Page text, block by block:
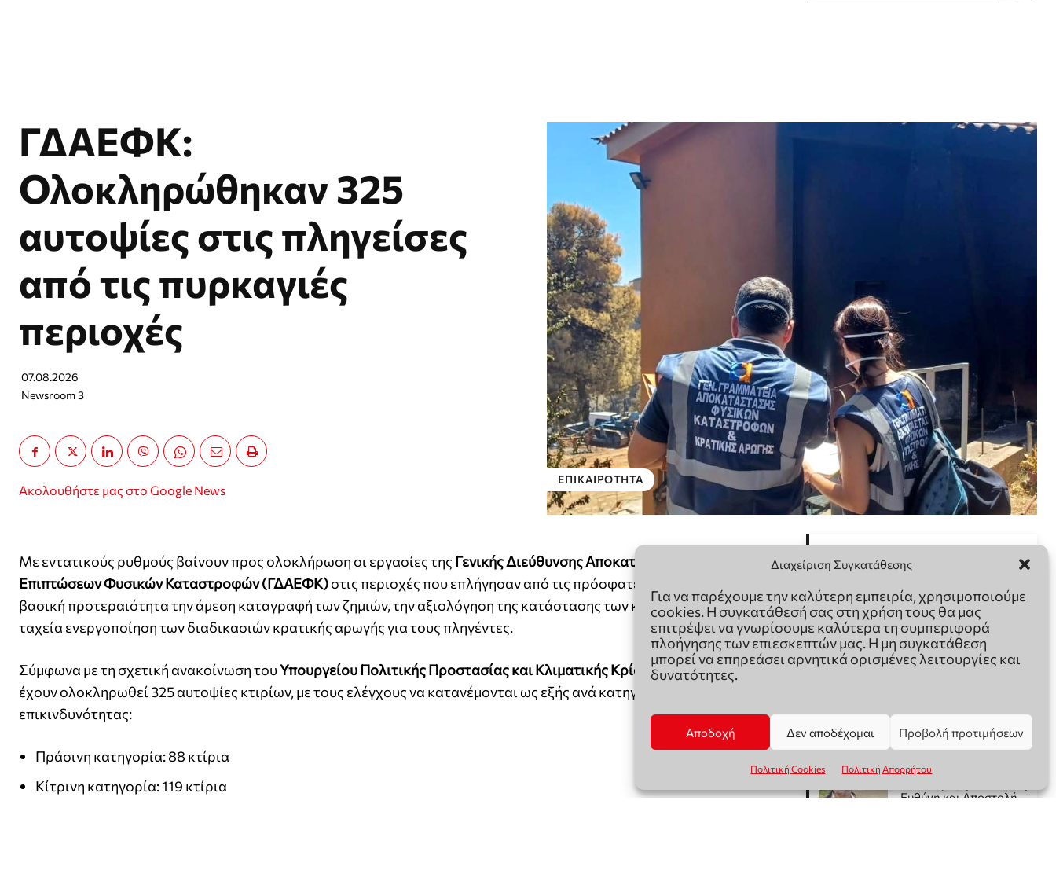
Διαχείριση Συγκατάθεσης
Για να παρέχουμε την καλύτερη εμπειρία, χρησιμοποιούμε
cookies. Η συγκατάθεσή σας στη χρήση τους θα μας
επιτρέψει να γνωρίσουμε καλύτερα τη συμπεριφορά
πλοήγησης των επιεσκεπτών μας. Η μη συγκατάθεση
μπορεί να επηρεάσει αρνητικά ορισμένες λειτουργίες και
δυνατότητες.
Αποδοχή Δεν αποδέχομαι Προβολή προτιμήσεων
Πολιτική Cookies Πολιτική Απορρήτου